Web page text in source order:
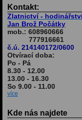
Kontakt:
Zlatnictví -
Jan Brož Počátky
mob.: 608960666
777916661
č.ú. 214140172/0600
Otvírací doba:
Po - Pá
8.30 - 12.00
13.00 - 16.30
So 9.00 - 11.00
více
Kde nás najdete